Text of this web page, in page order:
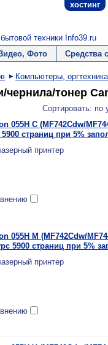
хостинг
техники Info39.ru
Фото Средства
Компьютеры, оргтехника
чернила/тонер
Сортировать:
055H C (MF742Cdw/
страниц при 5%
принтер
055H M (MF742Cdw/
5900 страниц при 5%
принтер